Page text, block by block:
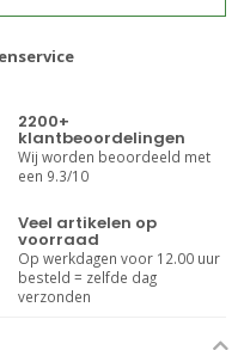
2200+
klantbeoordelingen
Wij worden beoordeeld met
een 9.3/10
Veel artikelen op
voorraad
Op werkdagen voor 12.00 uur
besteld = zelfde dag
verzonden